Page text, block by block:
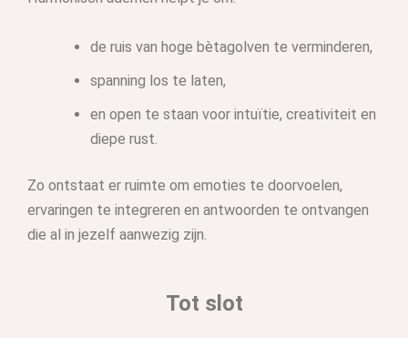
de ruis van hoge bètagolven te verminderen,
spanning los te laten,
en open te staan voor intuïtie, creativiteit en
diepe rust.
Zo ontstaat er ruimte om emoties te doorvoelen,
ervaringen te integreren en antwoorden te ontvangen
die al in jezelf aanwezig zijn.
Tot slot